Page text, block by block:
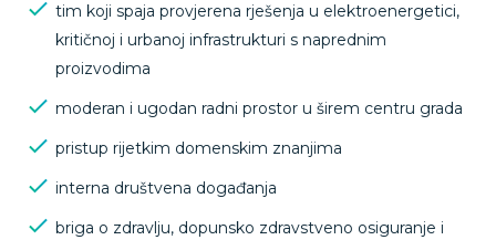
tim koji spaja provjerena rješenja u elektroenergetici,
kritičnoj i urbanoj infrastrukturi s naprednim
proizvodima
moderan i ugodan radni prostor u širem centru grada
pristup rijetkim domenskim znanjima
interna društvena događanja
briga o zdravlju, dopunsko zdravstveno osiguranje i